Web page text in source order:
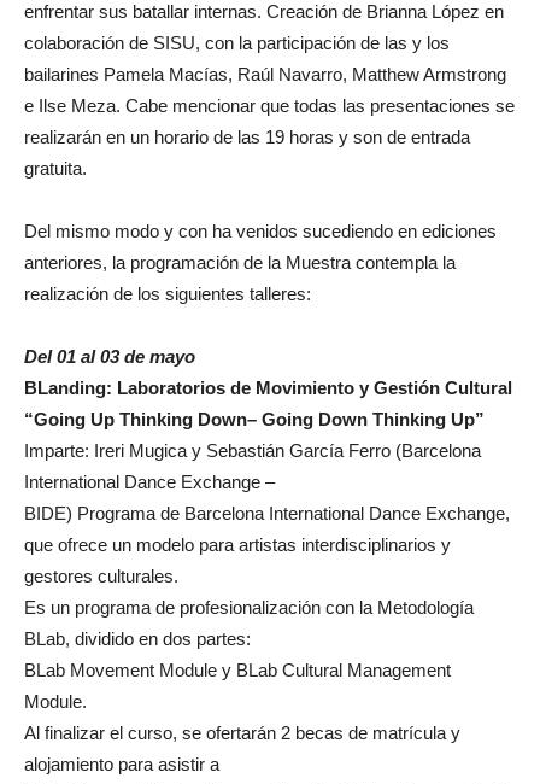
enfrentar sus batallar internas. Creación de Brianna López en
colaboración de SISU, con la participación de las y los
bailarines Pamela Macías, Raúl Navarro, Matthew Armstrong
e Ilse Meza. Cabe mencionar que todas las presentaciones se
realizarán en un horario de las 19 horas y son de entrada
gratuita.
Del mismo modo y con ha venidos sucediendo en ediciones
anteriores, la programación de la Muestra contempla la
realización de los siguientes talleres:
Del 01 al 03 de mayo
BLanding: Laboratorios de Movimiento y Gestión Cultural
“Going Up Thinking Down– Going Down Thinking Up”
Imparte: Ireri Mugica y Sebastián García Ferro (Barcelona
International Dance Exchange –
BIDE) Programa de Barcelona International Dance Exchange,
que ofrece un modelo para artistas interdisciplinarios y
gestores culturales.
Es un programa de profesionalización con la Metodología
BLab, dividido en dos partes:
BLab Movement Module y BLab Cultural Management
Module.
Al finalizar el curso, se ofertarán 2 becas de matrícula y
alojamiento para asistir a